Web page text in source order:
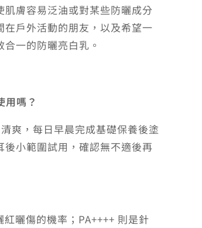
膚容易泛油或對某些防曬成分
戶外活動的朋友，以及希望一
一的防曬亮白乳。
用嗎？
爽，每日早晨完成基礎保養後塗
小範圍試用，確認無不適後再
曬傷的機率；PA++++ 則是針